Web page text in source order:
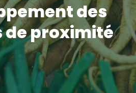
des
de proximité